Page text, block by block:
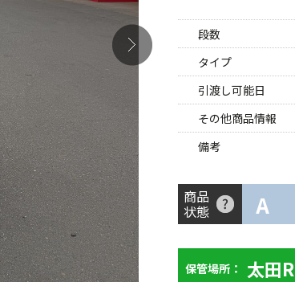
段数
タイプ
引渡し可能日
その他商品情報
備考
商品
状態 A
保管場所： 太田